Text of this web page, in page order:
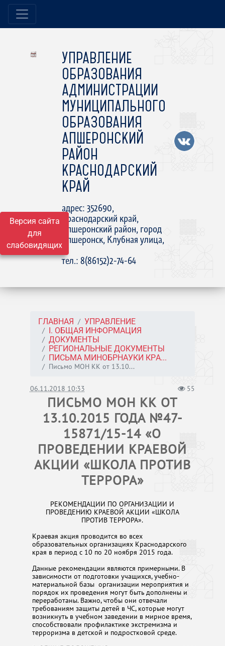
Версия сайта
для
слабовидящих
УПРАВЛЕНИЕ
ОБРАЗОВАНИЯ
АДМИНИСТРАЦИИ
МУНИЦИПАЛЬНОГО
ОБРАЗОВАНИЯ
АПШЕРОНСКИЙ
РАЙОН
КРАСНОДАРСКИЙ
КРАЙ
адрес: 352690,
Краснодарский край,
Апшеронский район, город
Апшеронск, Клубная улица,
15
тел.: 8(86152)2-74-64
ГЛАВНАЯ
УПРАВЛЕНИЕ
I. ОБЩАЯ ИНФОРМАЦИЯ
ДОКУМЕНТЫ
РЕГИОНАЛЬНЫЕ ДОКУМЕНТЫ
ПИСЬМА МИНОБРНАУКИ КРА...
Письмо МОН КК от 13.10...
06.11.2018 10:33 55
ПИСЬМО МОН КК ОТ
13.10.2015 ГОДА №47-
15871/15-14 «О
ПРОВЕДЕНИИ КРАЕВОЙ
АКЦИИ «ШКОЛА ПРОТИВ
ТЕРРОРА»
РЕКОМЕНДАЦИИ ПО ОРГАНИЗАЦИИ И
ПРОВЕДЕНИЮ КРАЕВОЙ АКЦИИ «ШКОЛА
ПРОТИВ ТЕРРОРА».
Краевая акция проводится во всех
образовательных организациях Краснодарского
края в период с 10 по 20 ноября 2015 года.
Данные рекомендации являются примерными. В
зависимости от подготовки учащихся, учебно-
материальной базы организации мероприятия и
порядок их проведения могут быть дополнены и
переработаны. Важно, чтобы они отвечали
требованиям защиты детей в ЧС, которые могут
возникнуть в учебном заведении в мирное время,
способствовали профилактике экстремизма и
терроризма в детской и подростковой среде.